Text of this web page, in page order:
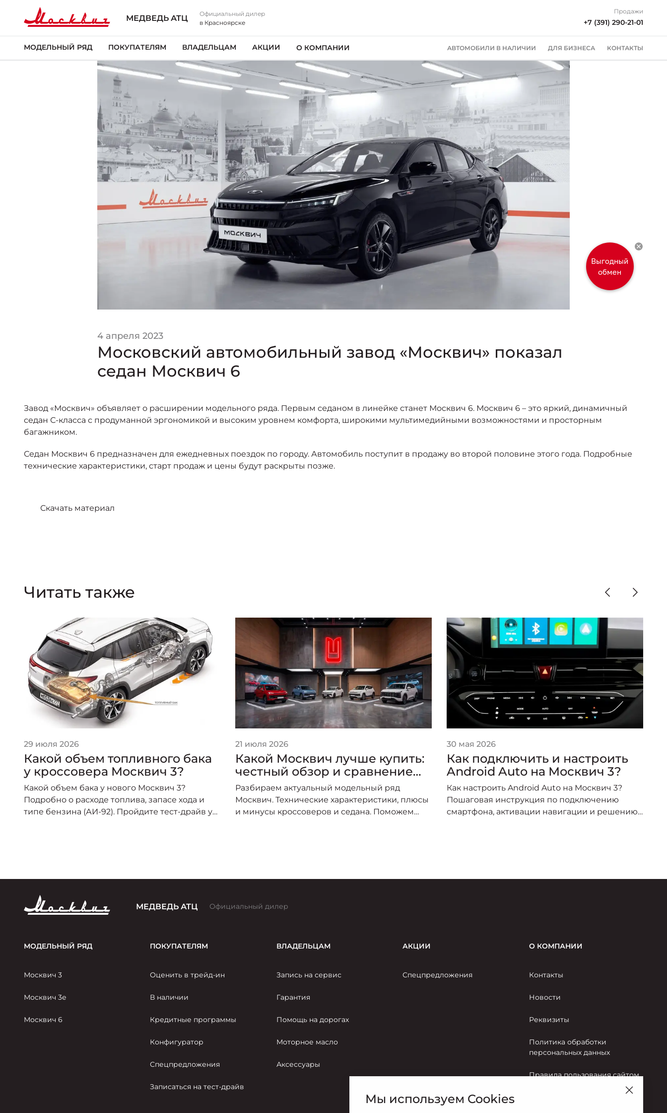
МЕДВЕДЬ АТЦ
Официальный дилер
в Красноярске
Продажи
+7 (391) 290-21-01
МОДЕЛЬНЫЙ РЯД ПОКУПАТЕЛЯМ ВЛАДЕЛЬЦАМ АКЦИИ О КОМПАНИИ АВТОМОБИЛИ В НАЛИЧИИ ДЛЯ БИЗНЕСА КОНТАКТЫ
4 апреля 2023
Московский автомобильный завод «Москвич» показал
седан Москвич 6
Завод «Москвич» объявляет о расширении модельного ряда. Первым седаном в линейке станет Москвич 6. Москвич 6 – это яркий, динамичный
седан С-класса с продуманной эргономикой и высоким уровнем комфорта, широкими мультимедийными возможностями и просторным
багажником.
Седан Москвич 6 предназначен для ежедневных поездок по городу. Автомобиль поступит в продажу во второй половине этого года. Подробные
технические характеристики, старт продаж и цены будут раскрыты позже.
Скачать материал
Читать также
29 июля 2026
Какой объем топливного бака
у кроссовера Москвич 3?
Какой объем бака у нового Москвич 3?
Подробно о расходе топлива, запасе хода и
типе бензина (АИ-92). Пройдите тест-драйв у
21 июля 2026
Какой Москвич лучше купить:
честный обзор и сравнение
моделей линейки
Разбираем актуальный модельный ряд
Москвич. Технические характеристики, плюсы
и минусы кроссоверов и седана. Поможем
30 мая 2026
Как подключить и настроить
Android Auto на Москвич 3?
Как настроить Android Auto на Москвич 3?
Пошаговая инструкция по подключению
смартфона, активации навигации и решению
МЕДВЕДЬ АТЦ Официальный дилер
МОДЕЛЬНЫЙ РЯД
Москвич 3
Москвич 3е
Москвич 6
ПОКУПАТЕЛЯМ
Оценить в трейд-ин
В наличии
Кредитные программы
Конфигуратор
Спецпредложения
Записаться на тест-драйв
ВЛАДЕЛЬЦАМ
Запись на сервис
Гарантия
Помощь на дорогах
Моторное масло
Аксессуары
АКЦИИ
Спецпредложения
О КОМПАНИИ
Контакты
Новости
Реквизиты
Политика обработки
персональных данных
Правила пользования сайтом
Мы используем Cookies
Выгодный
обмен